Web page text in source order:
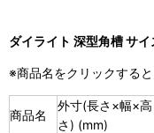
ダイライト 深型角槽 サイ
※商品名をクリックする
商品名
外寸(長さ×幅×高
さ) (mm)